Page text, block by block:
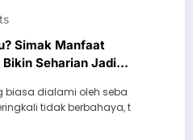
Simak Manfaat
Seharian Jadi
biasa dialami oleh seba
tidak berbahaya, t